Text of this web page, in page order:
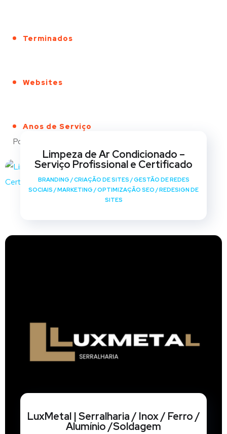
Terminados
Websites
Anos de Serviço
Portfólio
Limpeza de Ar Condicionado –
Serviço Profissional e Certificado
BRANDING /CRIAÇÃO DE SITES /GESTÃO DE REDES
SOCIAIS /MARKETING /OPTIMIZAÇÃO SEO /REDESIGN DE
SITES
LuxMetal | Serralharia / Inox / Ferro /
Alumínio /Soldagem